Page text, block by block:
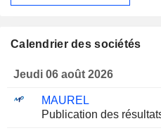
Calendrier des sociétés
Jeudi 06 août 2026
MAUREL
Publication des